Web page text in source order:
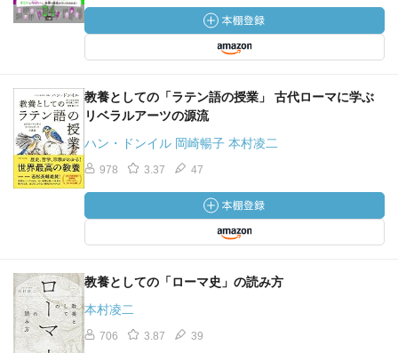
教養としての「ラテン語の授業」 古代ローマに学ぶ
リベラルアーツの源流
ハン・ドンイル 岡崎暢子 本村凌二
978 3.37 47
教養としての「ローマ史」の読み方
本村凌二
706 3.87 39